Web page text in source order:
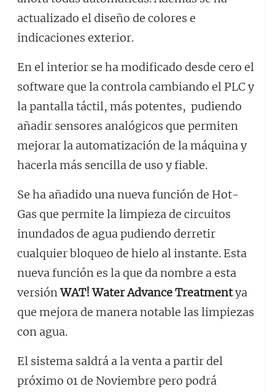
actualizado el diseño de colores e
indicaciones exterior.
En el interior se ha modificado desde cero el
software que la controla cambiando el PLC y
la pantalla táctil, más potentes, pudiendo
añadir sensores analógicos que permiten
mejorar la automatización de la máquina y
hacerla más sencilla de uso y fiable.
Se ha añadido una nueva función de Hot-
Gas que permite la limpieza de circuitos
inundados de agua pudiendo derretir
cualquier bloqueo de hielo al instante. Esta
nueva función es la que da nombre a esta
versiónWAT! Water Advance Treatmentya
que mejora de manera notable las limpiezas
con agua.
El sistema saldrá a la venta a partir del
próximo 01 de Noviembre pero podrá